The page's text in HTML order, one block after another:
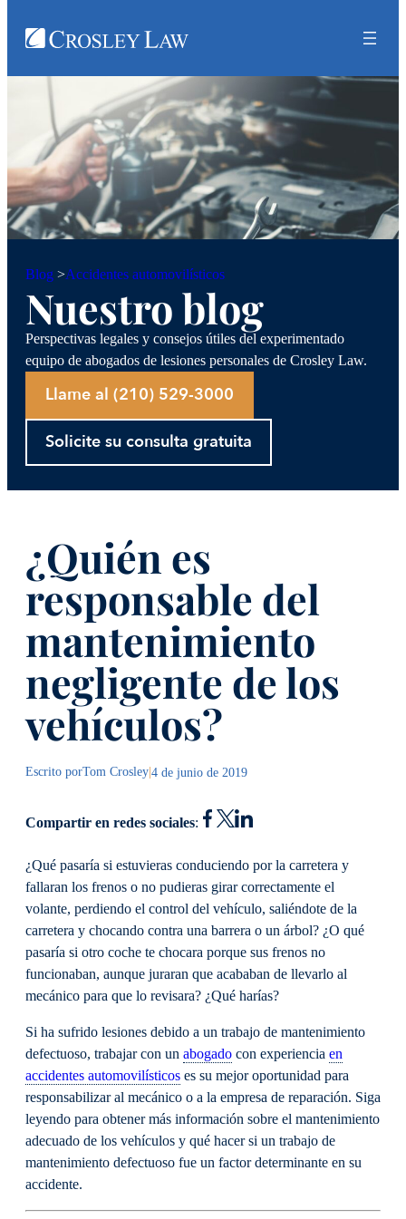
Blog >Accidentes automovilísticos
Nuestro blog
Perspectivas legales y consejos útiles del experimentado
equipo de abogados de lesiones personales de Crosley Law.
Llame al (210) 529-3000
Solicite su consulta gratuita
¿Quién es
responsable del
mantenimiento
negligente de los
vehículos?
Escrito porTom Crosley|4 de junio de 2019
Compartir en redes sociales:
¿Qué pasaría si estuvieras conduciendo por la carretera y
fallaran los frenos o no pudieras girar correctamente el
volante, perdiendo el control del vehículo, saliéndote de la
carretera y chocando contra una barrera o un árbol? ¿O qué
pasaría si otro coche te chocara porque sus frenos no
funcionaban, aunque juraran que acababan de llevarlo al
mecánico para que lo revisara? ¿Qué harías?
Si ha sufrido lesiones debido a un trabajo de mantenimiento
defectuoso, trabajar con un abogado con experiencia en
accidentes automovilísticos es su mejor oportunidad para
responsabilizar al mecánico o a la empresa de reparación. Siga
leyendo para obtener más información sobre el mantenimiento
adecuado de los vehículos y qué hacer si un trabajo de
mantenimiento defectuoso fue un factor determinante en su
accidente.